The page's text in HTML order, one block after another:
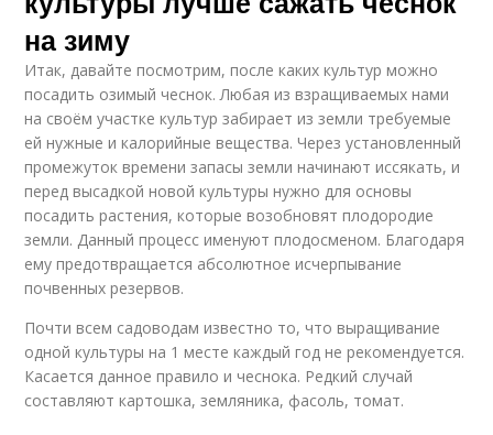
на зиму
Итак, давайте посмотрим, после каких культур можно
посадить озимый чеснок. Любая из взращиваемых нами
на своём участке культур забирает из земли требуемые
ей нужные и калорийные вещества. Через установленный
промежуток времени запасы земли начинают иссякать, и
перед высадкой новой культуры нужно для основы
посадить растения, которые возобновят плодородие
земли. Данный процесс именуют плодосменом. Благодаря
ему предотвращается абсолютное исчерпывание
почвенных резервов.
Почти всем садоводам известно то, что выращивание
одной культуры на 1 месте каждый год не рекомендуется.
Касается данное правило и чеснока. Редкий случай
составляют картошка, земляника, фасоль, томат.